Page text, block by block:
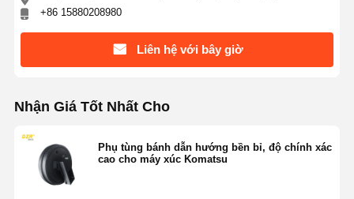
+86 15880208980
Liên hệ với bây giờ
Nhận Giá Tốt Nhất Cho
Phụ tùng bánh dẫn hướng bền bỉ, độ chính xác
cao cho máy xúc Komatsu